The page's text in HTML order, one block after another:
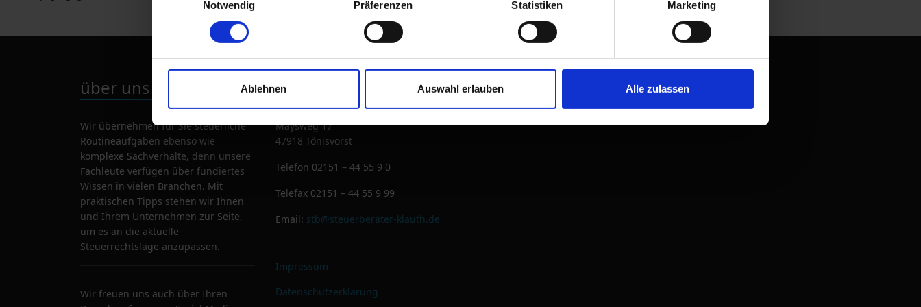
Notwendig
Präferenzen Statistiken Marketing
Ablehnen Auswahl erlauben Alle zulassen
über uns
Wir übernehmen für Sie steuerliche
Routineaufgaben ebenso wie
komplexe Sachverhalte, denn unsere
Fachleute verfügen über fundiertes
Wissen in vielen Branchen. Mit
praktischen Tipps stehen wir Ihnen
und Ihrem Unternehmen zur Seite,
um es an die aktuelle
Steuerrechtslage anzupassen.
Wir freuen uns auch über Ihren
Kontakt
Maysweg 17
47918 Tönisvorst
Telefon 02151 – 44 55 9 0
Telefax 02151 – 44 55 9 99
Email: stb@steuerberater-klauth.de
Impressum
Datenschutzerklärung